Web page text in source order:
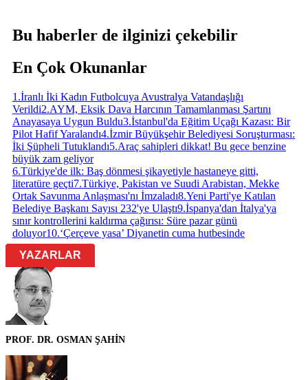
Bu haberler de ilginizi çekebilir
En Çok Okunanlar
1 .İranlı İki Kadın Futbolcuya Avustralya Vatandaşlığı
Verildi2.AYM, Eksik Dava Harcının Tamamlanması Şartını
Anayasaya Uygun Buldu3.İstanbul'da Eğitim Uçağı Kazası: Bir
Pilot Hafif Yaralandı4.İzmir Büyükşehir Belediyesi Soruşturması:
İki Şüpheli Tutuklandı5.Araç sahipleri dikkat! Bu gece benzine
büyük zam geliyor
6.Türkiye'de ilk: Baş dönmesi şikayetiyle hastaneye gitti,
literatüre geçti7.Türkiye, Pakistan ve Suudi Arabistan, Mekke
Ortak Savunma Anlaşması'nı İmzaladı8.Yeni Parti'ye Katılan
Belediye Başkanı Sayısı 232'ye Ulaştı9.İspanya'dan İtalya'ya
sınır kontrollerini kaldırma çağırısı: Süre pazar günü
doluyor10.‘Çerçeve yasa’ Diyanetin cuma hutbesinde
YAZARLAR
PROF. DR. OSMAN ŞAHİN